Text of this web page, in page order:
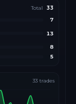
Total 33
7
13
8
5
33 trades